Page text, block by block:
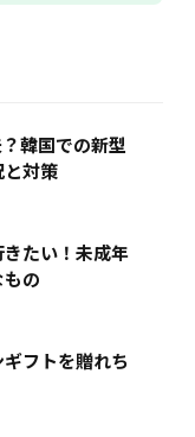
韓国での新型
と対策
たい！未成年
の
フトを贈れち